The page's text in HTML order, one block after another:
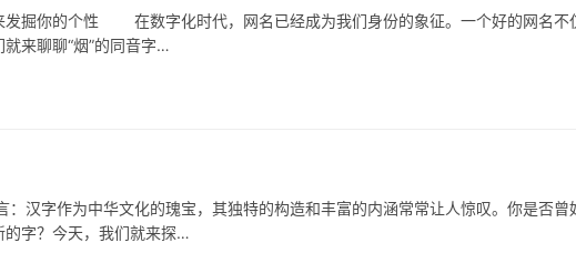
掘你的个性 在数字化时代，网名已经成为我们身份的象征。一个好的网名不
来聊聊“烟”的同音字…
汉字作为中华文化的瑰宝，其独特的构造和丰富的内涵常常让人惊叹。你是否曾
的字？今天，我们就来探…